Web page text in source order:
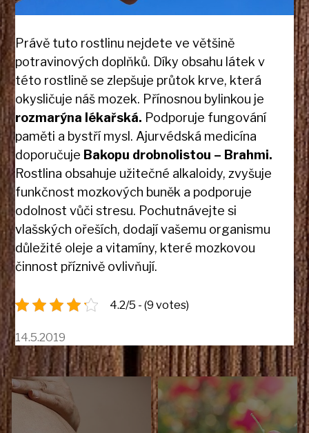
Právě tuto rostlinu nejdete ve většině
potravinových doplňků. Díky obsahu látek v
této rostlině se zlepšuje průtok krve, která
okysličuje náš mozek. Přínosnou bylinkou je
rozmarýna lékařská. Podporuje fungování
paměti a bystří mysl. Ajurvédská medicína
doporučuje Bakopu drobnolistou – Brahmi.
Rostlina obsahuje užitečné alkaloidy, zvyšuje
funkčnost mozkových buněk a podporuje
odolnost vůči stresu. Pochutnávejte si
vlašských ořeších, dodají vašemu organismu
důležité oleje a vitamíny, které mozkovou
činnost příznivě ovlivňují.
4.2/5 - (9 votes)
14.5.2019